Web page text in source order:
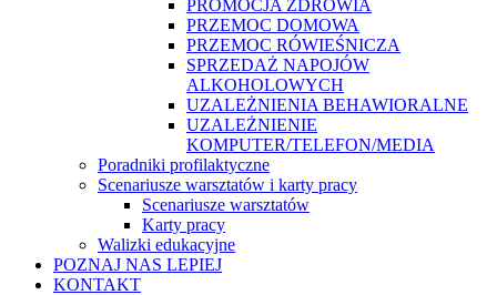
PROMOCJA ZDROWIA
PRZEMOC DOMOWA
PRZEMOC RÓWIEŚNICZA
SPRZEDAŻ NAPOJÓW
ALKOHOLOWYCH
UZALEŻNIENIA BEHAWIORALNE
UZALEŻNIENIE
KOMPUTER/TELEFON/MEDIA
Poradniki profilaktyczne
Scenariusze warsztatów i karty pracy
Scenariusze warsztatów
Karty pracy
Walizki edukacyjne
POZNAJ NAS LEPIEJ
KONTAKT